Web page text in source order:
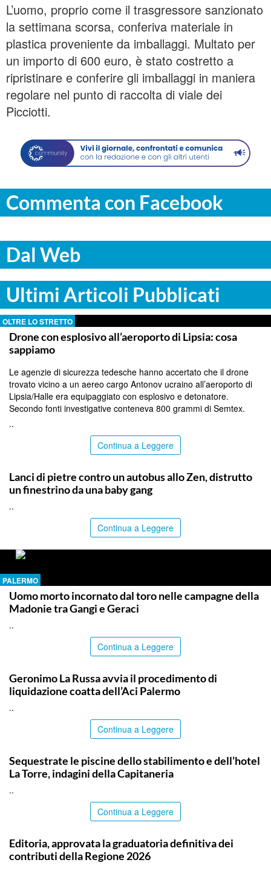
L’uomo, proprio come il trasgressore sanzionato
la settimana scorsa, conferiva materiale in
plastica proveniente da imballaggi. Multato per
un importo di 600 euro, è stato costretto a
ripristinare e conferire gli imballaggi in maniera
regolare nel punto di raccolta di viale dei
Picciotti.
Commenta con Facebook
Dal Web
Ultimi Articoli Pubblicati
OLTRE LO STRETTO
Drone con esplosivo all’aeroporto di Lipsia: cosa
sappiamo
Le agenzie di sicurezza tedesche hanno accertato che il drone
trovato vicino a un aereo cargo Antonov ucraino all’aeroporto di
Lipsia/Halle era equipaggiato con esplosivo e detonatore.
Secondo fonti investigative conteneva 800 grammi di Semtex.
..
Continua a Leggere
Lanci di pietre contro un autobus allo Zen, distrutto
un finestrino da una baby gang
..
Continua a Leggere
PALERMO
Uomo morto incornato dal toro nelle campagne della
Madonie tra Gangi e Geraci
..
Continua a Leggere
Geronimo La Russa avvia il procedimento di
liquidazione coatta dell’Aci Palermo
..
Continua a Leggere
Sequestrate le piscine dello stabilimento e dell’hotel
La Torre, indagini della Capitaneria
..
Continua a Leggere
Editoria, approvata la graduatoria definitiva dei
contributi della Regione 2026